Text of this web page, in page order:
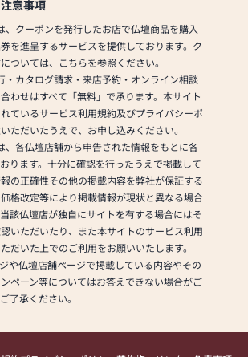
意事項
、クーポンを発行したお店で仏壇商品を購入
を進呈するサービスを提供しております。ク
ついては、こちらを参照ください。
・カタログ請求・来店予約・オンライン相談
わせはすべて「無料」で承ります。本サイト
ているサービス利用規約及びプライバシーポ
ただいたうえで、お申し込みください。
、各仏壇店舗から申告された情報をもとに各
ります。十分に確認を行ったうえで掲載して
の正確性その他の掲載内容を弊社が保証する
格改定等により掲載情報が現状と異なる場合
該仏壇店が独自にサイトを有する場合にはそ
いただいたり、また本サイトのサービス利用
だいた上でのご利用をお願いいたします。
や仏壇店舗ページで掲載している内容やその
ペーン等についてはお答えできない場合がご
了承ください。